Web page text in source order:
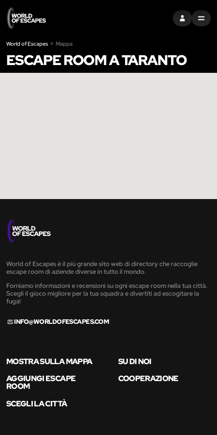
ACCEDIMENU
World of Escapes Mappa
ESCAPE ROOM A TARANTO
World of Escapes è il più grande sito web di directory che raccoglie
escape room di aziende diverse in tutto il mondo.
Forniamo informazioni e recensioni su ogni escape room nella tua città.
Scegli il gioco migliore per la tua squadra e divertiti ad escogitare la
fuga!
INFO@WORLDOFESCAPES.COM
MOSTRA SULLA MAPPA
SU DI NOI
AGGIUNGI ESCAPE
ROOM
COOPERAZIONE
SCEGLI LA CITTÀ